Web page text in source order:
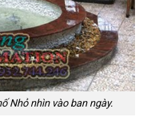
Nhỏ nhìn vào ban ngày.